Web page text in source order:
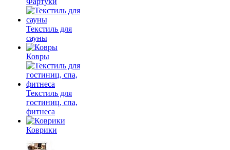
Текстиль для
сауны
Ковры
Текстиль для
гостиниц, спа,
фитнеса
Коврики